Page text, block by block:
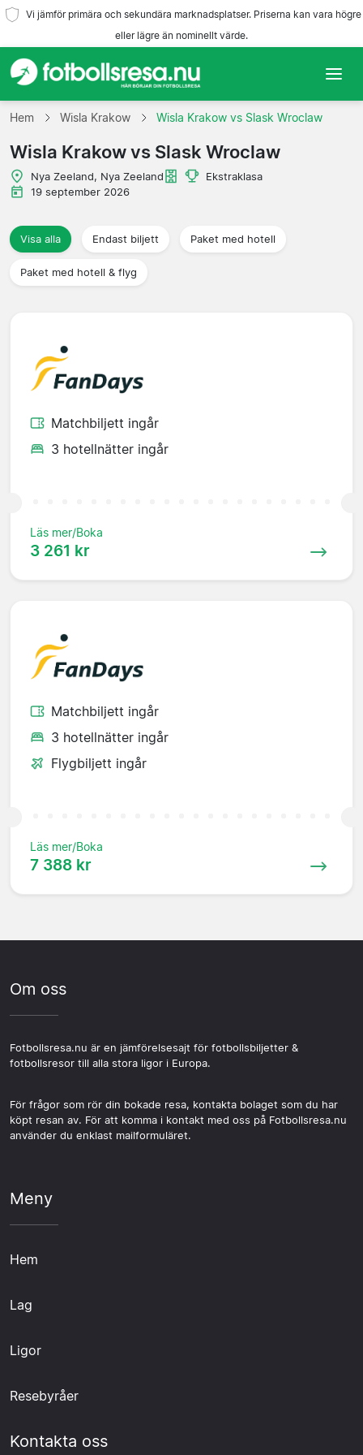
Vi jämför primära och sekundära marknadsplatser. Priserna kan vara högre
eller lägre än nominellt värde.
Hem
Lag
Ligor
Resebyråer
Hem Wisla Krakow Wisla Krakow vs Slask Wroclaw
Wisla Krakow vs Slask Wroclaw
Nya Zeeland, Nya Zeeland
Ekstraklasa
19 september 2026
Visa alla Endast biljett Paket med hotell
Paket med hotell & flyg
Matchbiljett ingår
3 hotellnätter ingår
Läs mer/Boka
3 261 kr
Matchbiljett ingår
3 hotellnätter ingår
Flygbiljett ingår
Läs mer/Boka
7 388 kr
Om oss
Fotbollsresa.nu är en jämförelsesajt för fotbollsbiljetter &
fotbollsresor till alla stora ligor i Europa.
För frågor som rör din bokade resa, kontakta bolaget som du har
köpt resan av. För att komma i kontakt med oss på Fotbollsresa.nu
använder du enklast mailformuläret.
Meny
Hem
Lag
Ligor
Resebyråer
Kontakta oss